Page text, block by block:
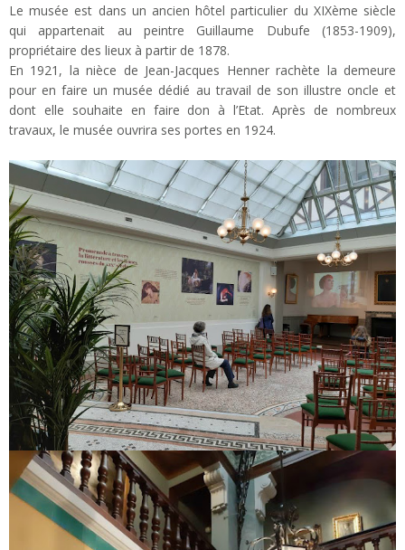
Le musée est dans un ancien hôtel particulier du XIXème siècle
qui appartenait au peintre Guillaume Dubufe (1853-1909),
propriétaire des lieux à partir de 1878.
En 1921, la nièce de Jean-Jacques Henner rachète la demeure
pour en faire un musée dédié au travail de son illustre oncle et
dont elle souhaite en faire don à l’Etat. Après de nombreux
travaux, le musée ouvrira ses portes en 1924.